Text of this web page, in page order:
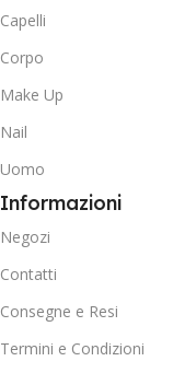
Capelli
Corpo
Make Up
Nail
Uomo
Informazioni
Negozi
Contatti
Consegne e Resi
Termini e Condizioni